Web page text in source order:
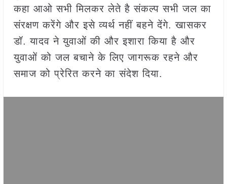
कहा आओ सभी मिलकर लेते है संकल्प सभी जल का
संरक्षण करेंगे और इसे व्यर्थ नहीं बहने देंगे. खासकर
डॉ. यादव ने युवाओं की और इशारा किया है और
युवाओं को जल बचाने के लिए जागरूक रहने और
समाज को प्रेरित करने का संदेश दिया.